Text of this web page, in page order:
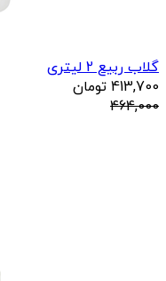
گلاب ربیع 2 لیتری
413,700 تومان
464,000